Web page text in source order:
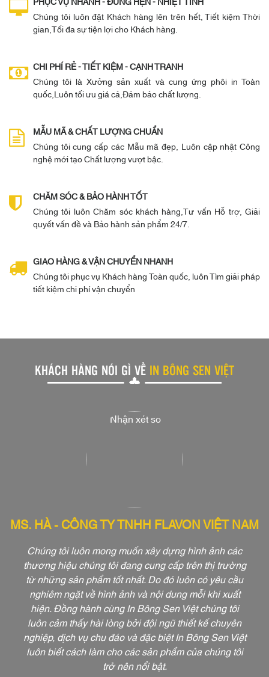
Chúng tôi luôn đặt Khách hàng lên trên hết, Tiết kiệm Thời
gian,Tối đa sự tiện lợi cho Khách hàng.
CHI PHÍ RẺ - TIẾT KIỆM - CẠNH TRANH
Chúng tôi là Xưởng sản xuất và cung ứng phôi in Toàn
quốc,Luôn tối ưu giá cả,Đảm bảo chất lượng.
MẪU MÃ & CHẤT LƯỢNG CHUẨN
Chúng tôi cung cấp các Mẫu mã đẹp, Luôn cập nhật Công
nghệ mới tạo Chất lượng vượt bậc.
CHĂM SÓC & BẢO HÀNH TỐT
Chúng tôi luôn Chăm sóc khách hàng,Tư vấn Hỗ trợ, Giải
quyết vấn đề và Bảo hành sản phẩm 24/7.
GIAO HÀNG & VẬN CHUYỂN NHANH
Chúng tôi phục vụ Khách hàng Toàn quốc, luôn Tìm giải pháp
tiết kiệm chi phí vận chuyển
KHÁCH HÀNG NÓI GÌ VỀ IN BÔNG SEN VIỆT
MS. HÀ - CÔNG TY TNHH FLAVON VIỆT NAM
Chúng tôi luôn mong muốn xây dựng hình ảnh các
thương hiệu chúng tôi đang cung cấp trên thị trường
từ những sản phẩm tốt nhất. Do đó luôn có yêu cầu
nghiêm ngặt về hình ảnh và nội dung mỗi khi xuất
hiện. Đồng hành cùng In Bông Sen Việt chúng tôi
luôn cảm thấy hài lòng bởi đội ngũ thiết kế chuyên
nghiệp, dịch vụ chu đáo và đặc biệt In Bông Sen Việt
luôn biết cách làm cho các sản phẩm của chúng tôi
trở nên nổi bật.